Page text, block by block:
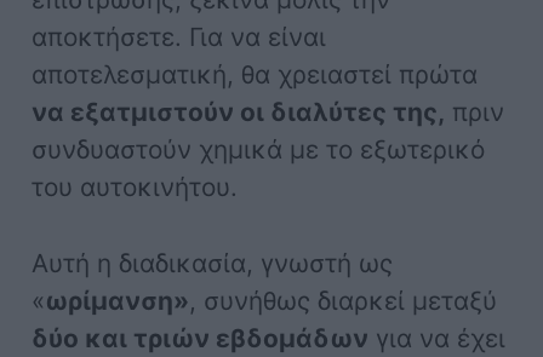
αποκτήσετε. Για να είναι
αποτελεσματική, θα χρειαστεί πρώτα
να εξατμιστούν οι διαλύτες της, πριν
συνδυαστούν χημικά με το εξωτερικό
του αυτοκινήτου.
Αυτή η διαδικασία, γνωστή ως
«ωρίμανση», συνήθως διαρκεί μεταξύ
δύο και τριών εβδομάδων για να έχει